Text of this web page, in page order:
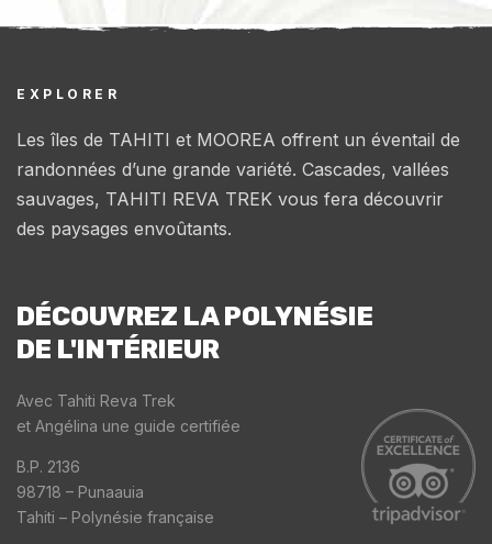
EXPLORER
Les îles de TAHITI et MOOREA offrent un éventail de
randonnées d’une grande variété. Cascades, vallées
sauvages, TAHITI REVA TREK vous fera découvrir
des paysages envoûtants.
DÉCOUVREZ LA POLYNÉSIE
DE L'INTÉRIEUR
Avec Tahiti Reva Trek
et Angélina une guide certifiée
B.P. 2136
98718 – Punaauia
Tahiti – Polynésie française